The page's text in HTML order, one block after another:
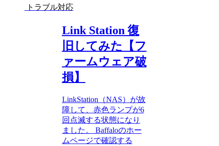
トラブル対応
Link Station 復
旧してみた【フ
ァームウェア破
損】
LinkStation（NAS）が故
障して、赤色ランプが6
回点滅する状態になり
ました。 Baffaloのホー
ムページで確認する